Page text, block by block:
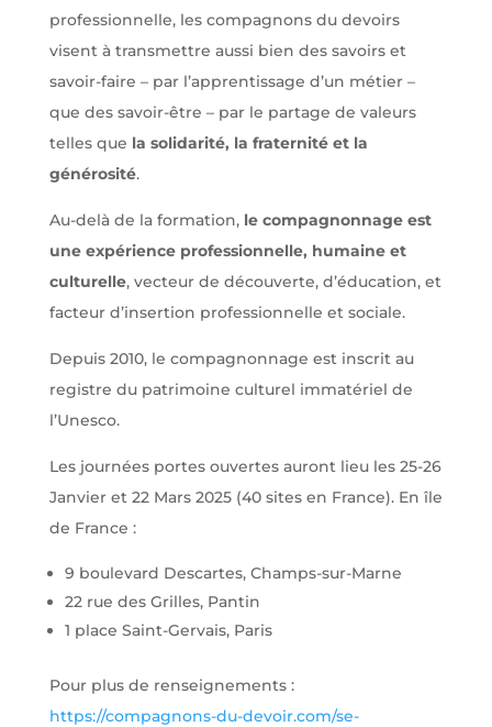
professionnelle, les compagnons du devoirs
visent à transmettre aussi bien des savoirs et
savoir-faire – par l’apprentissage d’un métier –
que des savoir-être – par le partage de valeurs
telles que la solidarité, la fraternité et la
générosité.
Au-delà de la formation, le compagnonnage est
une expérience professionnelle, humaine et
culturelle, vecteur de découverte, d’éducation, et
facteur d’insertion professionnelle et sociale.
Depuis 2010, le compagnonnage est inscrit au
registre du patrimoine culturel immatériel de
l’Unesco.
Les journées portes ouvertes auront lieu les 25-26
Janvier et 22 Mars 2025 (40 sites en France). En île
de France :
9 boulevard Descartes, Champs-sur-Marne
22 rue des Grilles, Pantin
1 place Saint-Gervais, Paris
Pour plus de renseignements :
https://compagnons-du-devoir.com/se-